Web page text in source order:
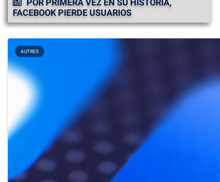
POR PRIMERA VEZ EN SU HISTORIA,
FACEBOOK PIERDE USUARIOS
AUTRES